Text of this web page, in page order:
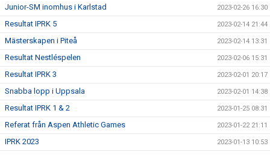
Junior-SM inomhus i Karlstad 2023-02-26 16:30
Resultat IPRK 5 2023-02-14 21:44
Mästerskapen i Piteå 2023-02-14 13:31
Resultat Nestléspelen 2023-02-06 15:31
Resultat IPRK 3 2023-02-01 20:17
Snabba lopp i Uppsala 2023-02-01 14:38
Resultat IPRK 1 & 2 2023-01-25 08:31
Referat från Aspen Athletic Games 2023-01-22 21:11
IPRK 2023 2023-01-13 10:53